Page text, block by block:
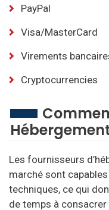
PayPal
Visa/MasterCard
Virements
Cryptocurrencies
Les fournisseurs
marché sont
techniques, ce qui
de temps à